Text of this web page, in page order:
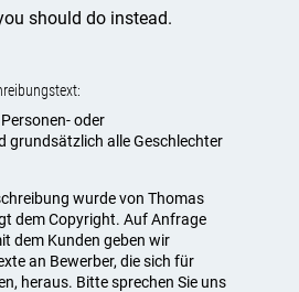
should do instead.
oder
grundsätzlich alle Geschlechter
wurde von Thomas
dem Copyright. Auf Anfrage
dem Kunden geben wir
an Bewerber, die sich für
heraus. Bitte sprechen Sie uns